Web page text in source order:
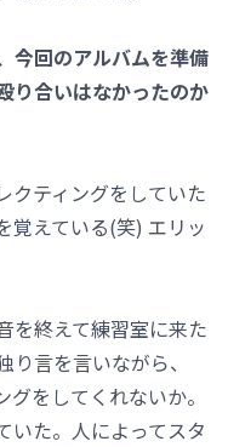
今回のアルバムを準備
り合いはなかったのか
クティングをしていた
覚えている(笑) エリッ
を終えて練習室に来た
言を言いながら、
グをしてくれないか。
いた。人によってスタ